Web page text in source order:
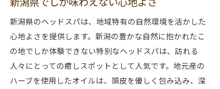
新潟県のヘッドスパは、地域特有の自然環境を活かした
心地よさを提供します。新潟の豊かな自然に抱かれたこ
の地でしか体験できない特別なヘッドスパは、訪れる
人々にとっての癒しスポットとして人気です。地元産の
ハーブを使用したオイルは、頭皮を優しく包み込み、深